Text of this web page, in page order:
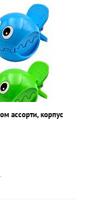
ассорти, корпус